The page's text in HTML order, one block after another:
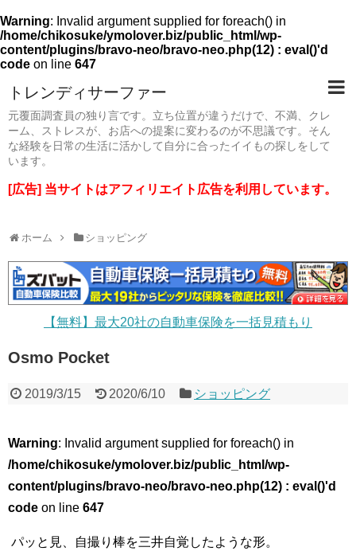
Warning: Invalid argument supplied for foreach() in
/home/chikosuke/ymolover.biz/public_html/wp-
content/plugins/bravo-neo/bravo-neo.php(12) : eval()'d
code on line 647
トレンディサーファー
元覆面調査員の独り言です。立ち位置が違うだけで、不満、クレ
ーム、ストレスが、お店への提案に変わるのが不思議です。そん
な経験を日常の生活に活かして自分に合ったイイもの探しをして
います。
[広告] 当サイトはアフィリエイト広告を利用しています。
ホーム ショッピング
【無料】最大20社の自動車保険を一括見積もり
Osmo Pocket
2019/3/15 2020/6/10 ショッピング
Warning: Invalid argument supplied for foreach() in
/home/chikosuke/ymolover.biz/public_html/wp-
content/plugins/bravo-neo/bravo-neo.php(12) : eval()'d
code on line 647
パッと見、自撮り棒を三井自覚したような形。